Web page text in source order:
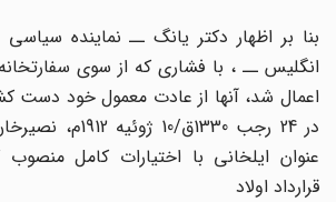
بنا بر اظهار دکتر یانگ ــ نماینده
انگلیس ــ ، با فشاری که از سوی سفارتخانه
اعمال شد، آنها از عادت معمول خود دست
در 24 رجب 1330ق/10
عنوان ایلخانی با اختیارات کامل منصوب
قرارداد اولاد